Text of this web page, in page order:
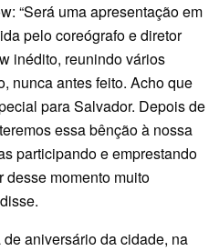
“Será uma apresentação em
pelo coreógrafo e diretor
inédito, reunindo vários
nunca antes feito. Acho que
para Salvador. Depois de
essa bênção à nossa
participando e emprestando
desse momento muito
aniversário da cidade, na